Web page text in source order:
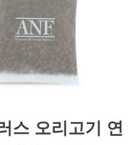
스 오리고기 연